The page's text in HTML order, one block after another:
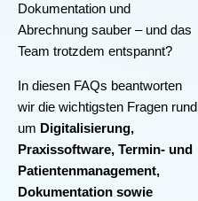
Dokumentation und
Abrechnung sauber – und das
Team trotzdem entspannt?
In diesen FAQs beantworten
wir die wichtigsten Fragen rund
um Digitalisierung,
Praxissoftware, Termin- und
Patientenmanagement,
Dokumentation sowie